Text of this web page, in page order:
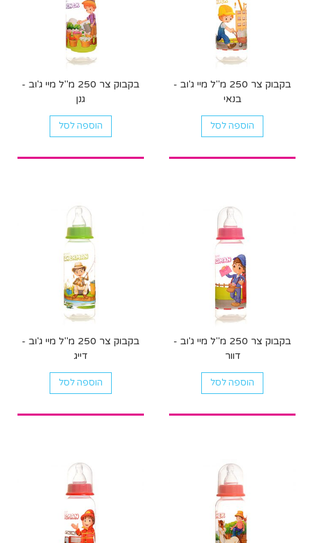
בקבוק צר 250 מ"ל מיי ג'וב -
בנאי
הוספה לסל
בקבוק צר 250 מ"ל מיי ג'וב -
גנן
הוספה לסל
בקבוק צר 250 מ"ל מיי ג'וב -
דוור
הוספה לסל
בקבוק צר 250 מ"ל מיי ג'וב -
דייג
הוספה לסל